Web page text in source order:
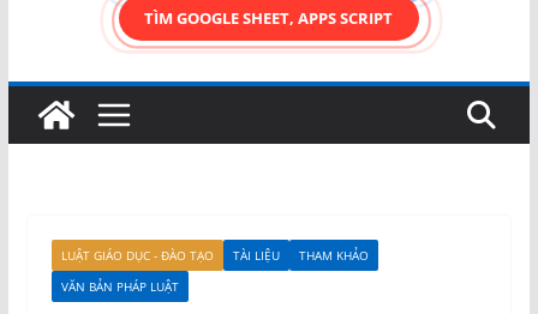
TÌM GOOGLE SHEET, APPS SCRIPT
LUẬT GIÁO DỤC - ĐÀO TẠO TÀI LIỆU
THAM KHẢO
VĂN BẢN PHÁP LUẬT